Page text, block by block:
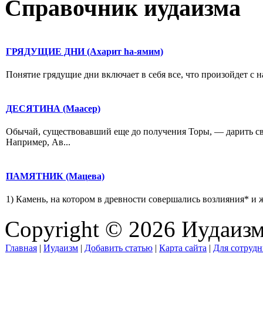
Справочник иудаизма
ГРЯДУЩИЕ ДНИ (Ахарит hа-ямим)
Понятие грядущие дни включает в себя все, что произойдет
ДЕСЯТИНА (Маасер)
Обычай, существовавший еще до получения Торы, — дарить
Например, Ав...
ПАМЯТНИК (Мацева)
1) Камень, на котором в древности совершались возлияния*
Copyright © 2026
Главная | Иудаизм | Добавить статью | Карта сайта | Для